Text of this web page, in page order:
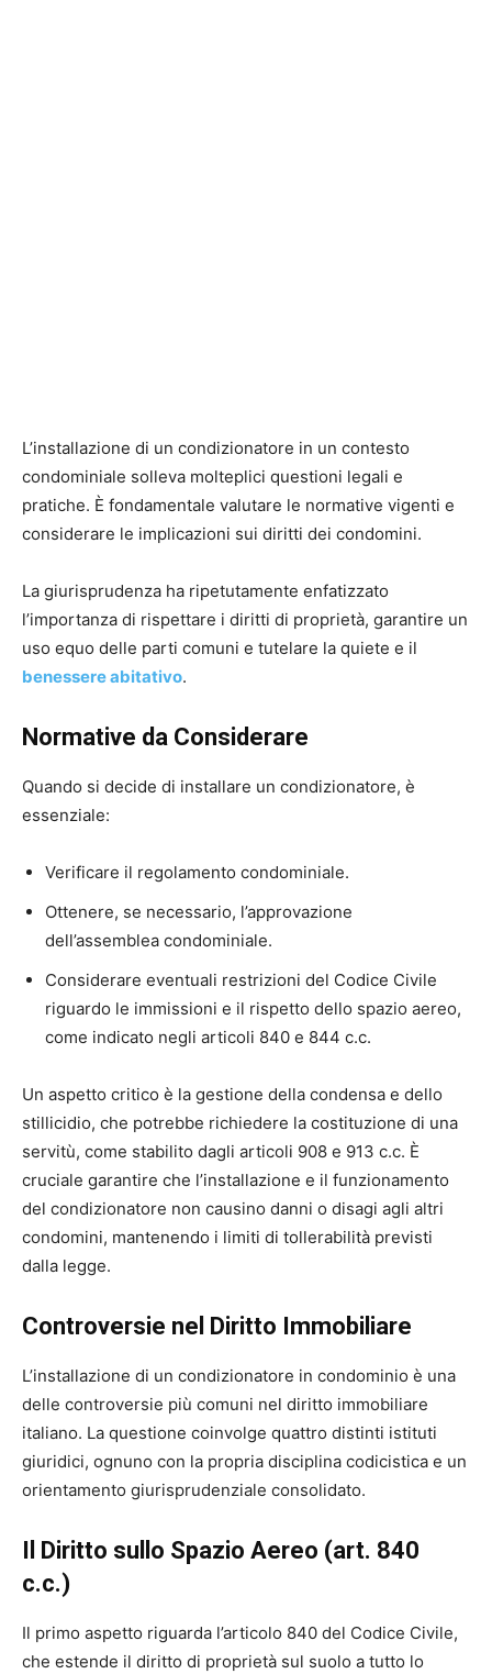
L’installazione di un condizionatore in un contesto
condominiale solleva molteplici questioni legali e
pratiche. È fondamentale valutare le normative vigenti e
considerare le implicazioni sui diritti dei condomini.
La giurisprudenza ha ripetutamente enfatizzato
l’importanza di rispettare i diritti di proprietà, garantire un
uso equo delle parti comuni e tutelare la quiete e il
benessere abitativo.
Normative da Considerare
Quando si decide di installare un condizionatore, è
essenziale:
Verificare il regolamento condominiale.
Ottenere, se necessario, l’approvazione
dell’assemblea condominiale.
Considerare eventuali restrizioni del Codice Civile
riguardo le immissioni e il rispetto dello spazio aereo,
come indicato negli articoli 840 e 844 c.c.
Un aspetto critico è la gestione della condensa e dello
stillicidio, che potrebbe richiedere la costituzione di una
servitù, come stabilito dagli articoli 908 e 913 c.c. È
cruciale garantire che l’installazione e il funzionamento
del condizionatore non causino danni o disagi agli altri
condomini, mantenendo i limiti di tollerabilità previsti
dalla legge.
Controversie nel Diritto Immobiliare
L’installazione di un condizionatore in condominio è una
delle controversie più comuni nel diritto immobiliare
italiano. La questione coinvolge quattro distinti istituti
giuridici, ognuno con la propria disciplina codicistica e un
orientamento giurisprudenziale consolidato.
Il Diritto sullo Spazio Aereo (art. 840
c.c.)
Il primo aspetto riguarda l’articolo 840 del Codice Civile,
che estende il diritto di proprietà sul suolo a tutto lo